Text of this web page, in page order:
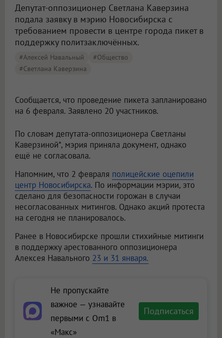
Депутат-оппозиционер Светлана Каверзина
подала заявку в мэрию Новосибирска с
требованием провести в центре города пикет в
поддержку политзаключённых.
#Алексей Навальный
#Общество
#Светлана Каверзина
Сообщается, что проведение пикета запланировано
на 6 февраля. Заявлено 20 участников.
По словам депутата-оппозиционера Светланы
Каверзиной*, мэрия приняла документ, однако
ещё не согласовала.
Напомним, что 2 февраля полицейские оцепили
центр Новосибирска. По информации мэрии, это
сделано для безопасности горожан в случаи
несогласованных митингов. Однако акций протеста
на сегодня не планировалось.
Ранее в Новосибирске прошли стихийные митинги
в поддержку арестованного оппозиционера
Алексея Навального 23 и 31 января.
Не пропускайте
важное — узнавайте
первыми с Om1 в
«Макс»
Подписаться